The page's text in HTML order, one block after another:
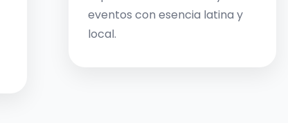
eventos con esencia latina y
local.